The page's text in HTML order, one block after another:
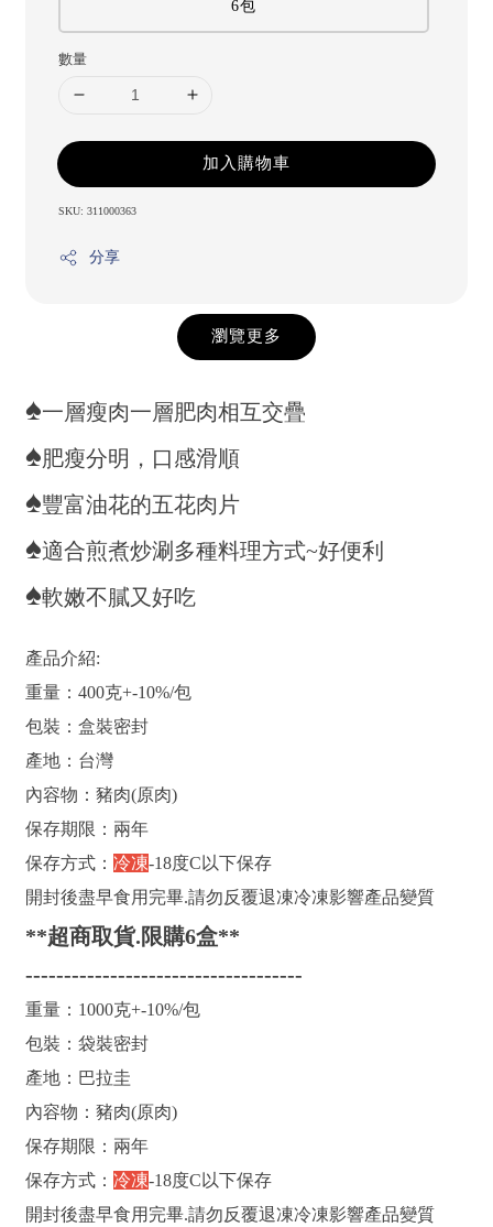
6包
數量
加入購物車
SKU: 311000363
分享
瀏覽更多
♠一層瘦肉一層肥肉相互交疊
♠肥瘦分明，口感滑順
♠豐富油花的五花肉片
♠適合煎煮炒涮多種料理方式~好便利
♠軟嫩不膩又好吃
產品介紹:
重量：400克+-10%/包
包裝：盒裝密封
產地：台灣
內容物：豬肉(原肉)
保存期限：兩年
保存方式： 冷凍-18度C以下保存
開封後盡早食用完畢.請勿反覆退凍冷凍影響產品變質
**超商取貨.限購6盒**
------------------------------------
重量：1000克+-10%/包
包裝：袋裝密封
產地：巴拉圭
內容物：豬肉(原肉)
保存期限：兩年
保存方式： 冷凍-18度C以下保存
開封後盡早食用完畢.請勿反覆退凍冷凍影響產品變質